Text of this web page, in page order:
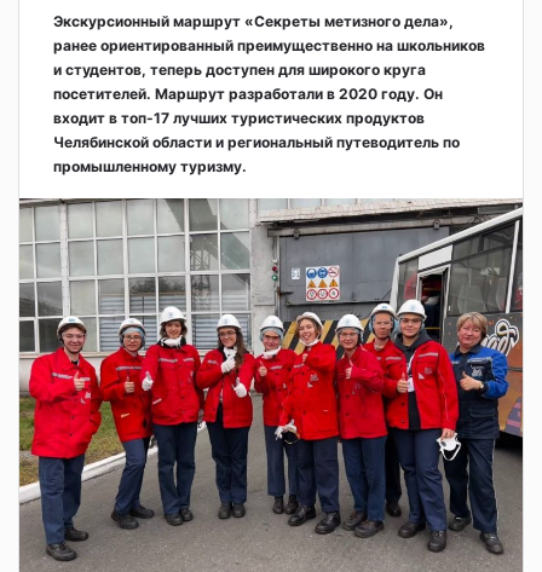
Экскурсионный маршрут «Секреты метизного дела»,
ранее ориентированный преимущественно на школьников
и студентов, теперь доступен для широкого круга
посетителей. Маршрут разработали в 2020 году. Он
входит в топ-17 лучших туристических продуктов
Челябинской области и региональный путеводитель по
промышленному туризму.